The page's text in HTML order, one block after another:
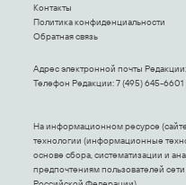
Контакты
Политика конфиденциальности
Обратная связь
Адрес электронной почты Редакции:
Телефон Редакции: 7 (495) 645-6601
На информационном ресурсе
технологии (информационные
основе сбора, систематизации и
предпочтениям пользователей